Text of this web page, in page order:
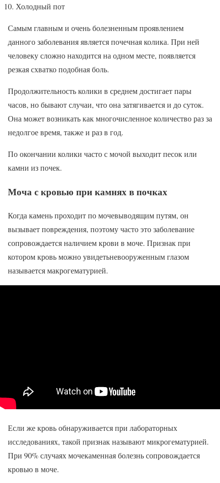
Холодный пот
Самым главным и очень болезненным проявлением
данного заболевания является почечная колика. При ней
человеку сложно находится на одном месте, появляется
резкая схватко подобная боль.
Продолжительность колики в среднем достигает пары
часов, но бывают случаи, что она затягивается и до суток.
Она может возникать как многочисленное количество раз за
недолгое время, также и раз в год.
По окончании колики часто с мочой выходит песок или
камни из почек.
Моча с кровью при камнях в почках
Когда камень проходит по мочевыводящим путям, он
вызывает повреждения, поэтому часто это заболевание
сопровождается наличием крови в моче. Признак при
котором кровь можно увидетьневооруженным глазом
называется макрогематурией.
Если же кровь обнаруживается при лабораторных
исследованиях, такой признак называют микрогематурией.
При 90% случаях мочекаменная болезнь сопровождается
кровью в моче.